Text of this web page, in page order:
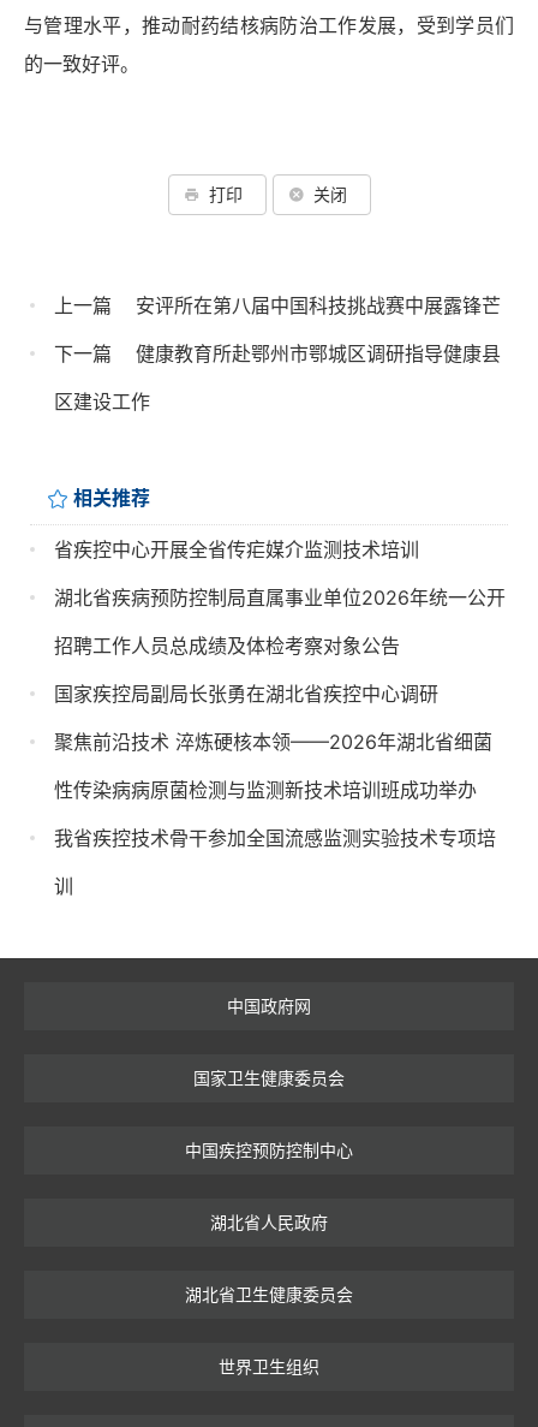
与管理水平，推动耐药结核病防治工作发展，受到学员们
的一致好评。
打印 关闭
上一篇
安评所在第八届中国科技挑战赛中展露锋芒
下一篇
健康教育所赴鄂州市鄂城区调研指导健康县
区建设工作
相关推荐
省疾控中心开展全省传疟媒介监测技术培训
湖北省疾病预防控制局直属事业单位2026年统一公开
招聘工作人员总成绩及体检考察对象公告
国家疾控局副局长张勇在湖北省疾控中心调研
聚焦前沿技术 淬炼硬核本领——2026年湖北省细菌
性传染病病原菌检测与监测新技术培训班成功举办
我省疾控技术骨干参加全国流感监测实验技术专项培
训
中国政府网
国家卫生健康委员会
中国疾控预防控制中心
湖北省人民政府
湖北省卫生健康委员会
世界卫生组织